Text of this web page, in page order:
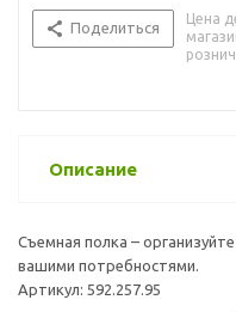
Поделиться
Цена
Описание
Съемная полка –
вашими потребностями.
Артикул: 592.257.95